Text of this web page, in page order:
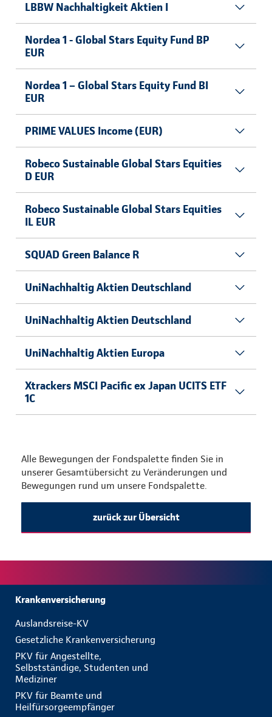
LBBW Nachhaltigkeit Aktien I
Nordea 1 - Global Stars Equity Fund BP
EUR
Nordea 1 – Global Stars Equity Fund BI
EUR
PRIME VALUES Income (EUR)
Robeco Sustainable Global Stars Equities
D EUR
Robeco Sustainable Global Stars Equities
IL EUR
SQUAD Green Balance R
UniNachhaltig Aktien Deutschland
UniNachhaltig Aktien Deutschland
UniNachhaltig Aktien Europa
Xtrackers MSCI Pacific ex Japan UCITS ETF
1C
Alle Bewegungen der Fondspalette finden Sie in
unserer Gesamtübersicht zu Veränderungen und
Bewegungen rund um unsere Fondspalette.
zurück zur Übersicht
Krankenversicherung
Auslandsreise-KV
Gesetzliche Krankenversicherung
PKV für Angestellte,
Selbstständige, Studenten und
Mediziner
PKV für Beamte und
Heilfürsorgeempfänger